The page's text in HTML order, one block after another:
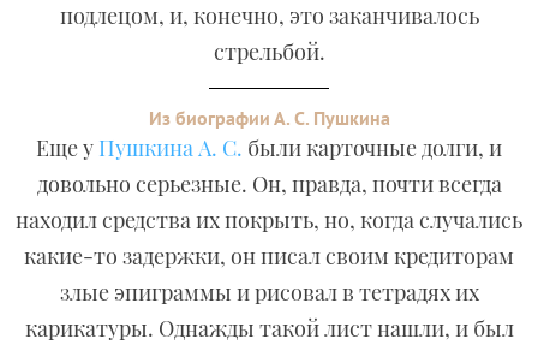
подлецом, и, конечно, это заканчивалось
стрельбой.
Из биографии А. С. Пушкина
Еще у Пушкина А. С. были карточные долги, и
довольно серьезные. Он, правда, почти всегда
находил средства их покрыть, но, когда случались
какие-то задержки, он писал своим кредиторам
злые эпиграммы и рисовал в тетрадях их
карикатуры. Однажды такой лист нашли, и был